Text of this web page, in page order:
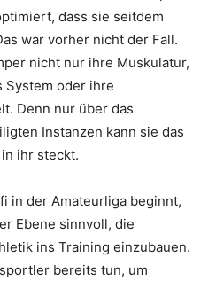
dass sie seitdem
war vorher nicht der Fall.
nicht nur ihre Muskulatur,
System oder ihre
Denn nur über das
Instanzen kann sie das
ihr steckt.
in der Amateurliga beginnt,
Ebene sinnvoll, die
ins Training einzubauen.
bereits tun, um